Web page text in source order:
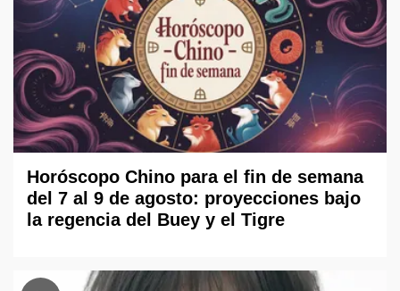
Horóscopo Chino para el fin de semana
del 7 al 9 de agosto: proyecciones bajo
la regencia del Buey y el Tigre